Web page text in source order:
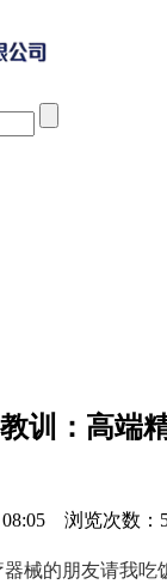
训：高端
08:05 浏览次数：
器械的朋友请我吃